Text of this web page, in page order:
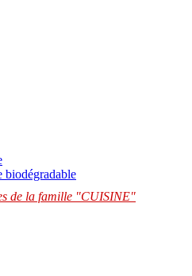
biodégradable
de la famille "CUISINE"